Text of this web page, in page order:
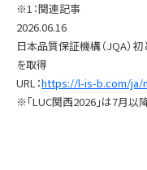
※1：関連記事
2026.06.16
日本品質保証機構（JQA）初
を取得
URL：https://l-is-b.com/ja/
※「LUC関西2026」は7月以